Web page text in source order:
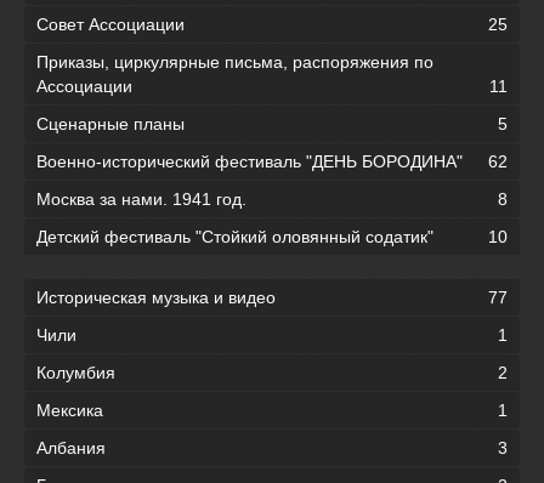
Совет Ассоциации
25
Приказы, циркулярные письма, распоряжения по
Ассоциации
11
Сценарные планы
5
Военно-исторический фестиваль "ДЕНЬ БОРОДИНА"
62
Москва за нами. 1941 год.
8
Детский фестиваль "Стойкий оловянный содатик"
10
Историческая музыка и видео
77
Чили
1
Колумбия
2
Мексика
1
Албания
3